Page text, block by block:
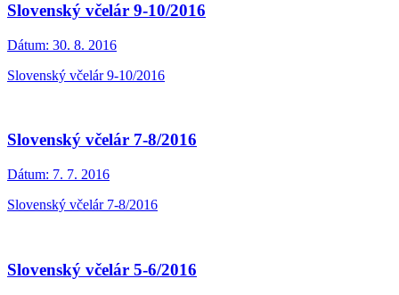
Slovenský včelár 9-10/2016
Dátum: 30. 8. 2016
Slovenský včelár 9-10/2016
Slovenský včelár 7-8/2016
Dátum: 7. 7. 2016
Slovenský včelár 7-8/2016
Slovenský včelár 5-6/2016